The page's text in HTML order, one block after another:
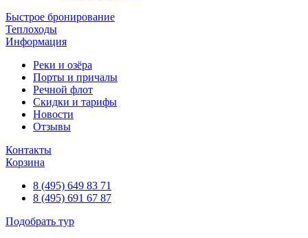
Быстрое бронирование
Теплоходы
Информация
Реки и озёра
Порты и причалы
Речной флот
Скидки и тарифы
Новости
Отзывы
Контакты
Корзина
8 (495) 649 83 71
8 (495) 691 67 87
Подобрать тур